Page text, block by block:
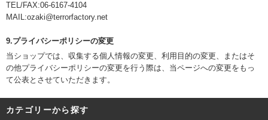
TEL/FAX:06-6167-4104
MAIL:ozaki@terrorfactory.net
9.プライバシーポリシーの変更
当ショップでは、収集する個人情報の変更、利用目的の変更、またはそ
の他プライバシーポリシーの変更を行う際は、当ページへの変更をもっ
て公表とさせていただきます。
カテゴリーから探す